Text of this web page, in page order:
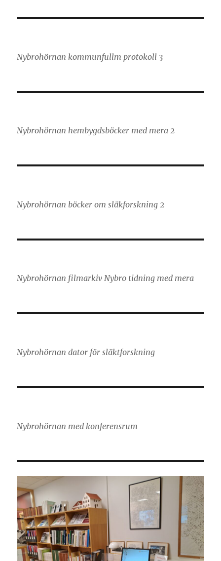
Nybrohörnan kommunfullm protokoll 3
Nybrohörnan hembygdsböcker med mera 2
Nybrohörnan böcker om släkforskning 2
Nybrohörnan filmarkiv Nybro tidning med mera
Nybrohörnan dator för släktforskning
Nybrohörnan med konferensrum